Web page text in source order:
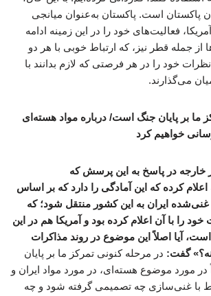
است. پاکستان به‌عنوان میانجی
فعالیت‌های خود را در این زمینه ادامه
جمله قطر نیز، که ارتباط خوبی با هر دو
خود را در هر فرصتی که لازم بدانند با
می‌گذارند.
ما بر پایان جنگ است/ درباره مواد هسته‌ای
خواهیم کرد
خارجه در پاسخ به این پرسش که
کرده که این آمادگی را دارد که بر اساس
غنی‌شده ایران به این کشور منتقل شود؛ که
خود را با آن اعلام کرده بود و آمریکا هم در این
آیا اصلاً این موضوع در روند مذاکرات
گفت: در مرحله کنونی تمرکز ما بر پایان
مورد موضوع هسته‌ای، در مورد مواد ایران و
با غنی‌سازی چه تصمیمی گرفته شود و چه